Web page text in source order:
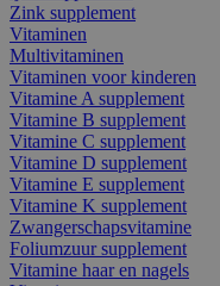
Zink supplement
Vitaminen
Multivitaminen
Vitaminen voor kinderen
Vitamine A supplement
Vitamine B supplement
Vitamine C supplement
Vitamine D supplement
Vitamine E supplement
Vitamine K supplement
Zwangerschapsvitamine
Foliumzuur supplement
Vitamine haar en nagels